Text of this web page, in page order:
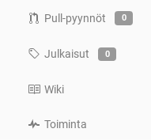
Pull-pyynnöt 0
Julkaisut 0
Wiki
Toiminta